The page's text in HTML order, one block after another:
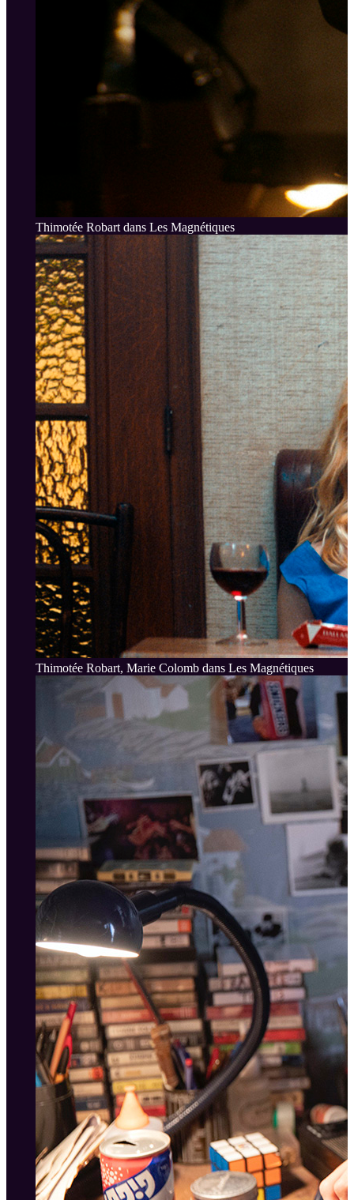
Thimotée Robart dans Les Magnétiques
Thimotée Robart, Marie Colomb dans Les Magnétiques